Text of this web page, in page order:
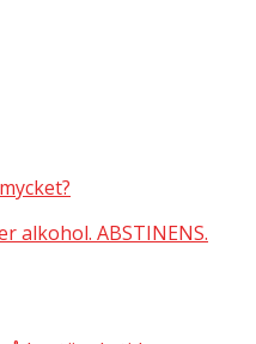
alkohol. ABSTINENS.